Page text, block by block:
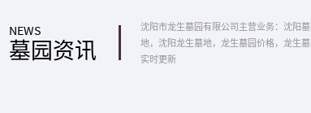
NEWS
墓园资讯
沈阳市龙生墓园有限公司主营业务：沈阳
地，沈阳龙生墓地，龙生墓园价格，龙生
实时更新